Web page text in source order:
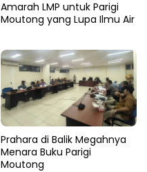
Amarah LMP untuk Parigi
Moutong yang Lupa Ilmu Air
Prahara di Balik Megahnya
Menara Buku Parigi
Moutong